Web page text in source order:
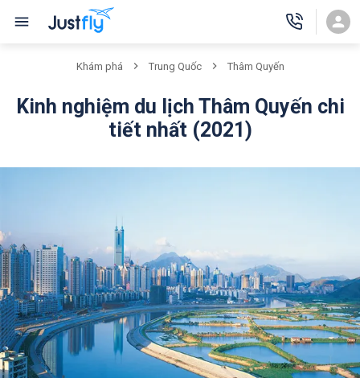
Khám phá Trung Quốc Thâm Quyến
Kinh nghiệm du lịch Thâm Quyến chi
tiết nhất (2021)